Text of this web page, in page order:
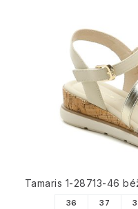
Tamaris 1-28713-46
36 37